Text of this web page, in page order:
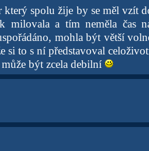
který spolu žije by se měl vzít
milovala a tím neměla čas
mohla být větší
si to s ní představoval
být zcela debilní